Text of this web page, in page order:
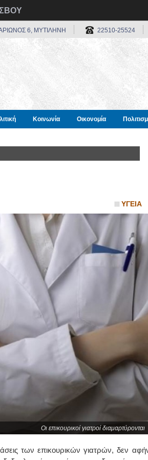
6, ΜΥΤΙΛΗΝΗ 22510-25524
Κοινωνία Οικονομία
ΥΓΕΙΑ
Οι επικουρικοί γιατροί διαμαρτύρονται
των επικουρικών γιατρών, δεν